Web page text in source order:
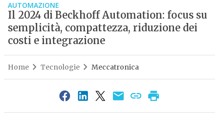
AUTOMAZIONE
Il 2024 di Beckhoff Automation: focus su
semplicità, compattezza, riduzione dei
costi e integrazione
Home Tecnologie Meccatronica